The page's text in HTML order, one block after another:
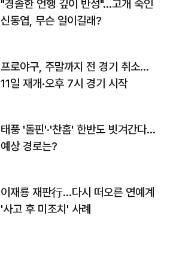
"경솔한 언행 깊이 반성"…고개 숙인
신동엽, 무슨 일이길래?
프로야구, 주말까지 전 경기 취소…
11일 재개·오후 7시 경기 시작
태풍 '돌핀'·'찬홈' 한반도 빗겨간다…
예상 경로는?
이재룡 재판行…다시 떠오른 연예계
'사고 후 미조치' 사례